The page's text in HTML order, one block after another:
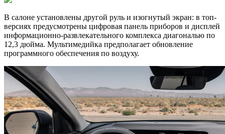
В салоне установлены другой руль и изогнутый экран: в топ-
версиях предусмотрены цифровая панель приборов и дисплей
информационно-развлекательного комплекса диагональю по
12,3 дюйма. Мультимедийка предполагает обновление
программного обеспечения по воздуху.